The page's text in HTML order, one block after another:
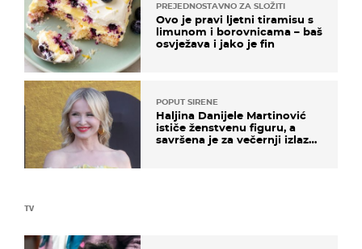
TV
PREJEDNOSTAVNO ZA SLOŽITI
Ovo je pravi ljetni tiramisu s
limunom i borovnicama – baš
osvježava i jako je fin
POPUT SIRENE
Haljina Danijele Martinović
ističe ženstvenu figuru, a
savršena je za večernji izlazak